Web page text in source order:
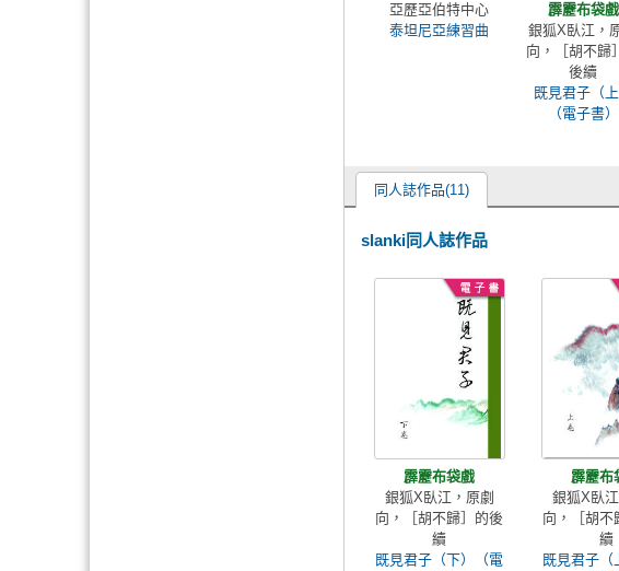
亞歷亞伯特中心
泰坦尼亞練習曲
霹靂布袋戲
銀狐X臥江，
向，［胡不歸
後續
既見君子（上
（電子書）
同人誌作品(11)
slanki同人誌作品
霹靂布袋戲
銀狐X臥江，原劇
向，［胡不歸］的後
續
既見君子（下）（電
霹靂布
銀狐X臥
向，［胡不
續
既見君子（